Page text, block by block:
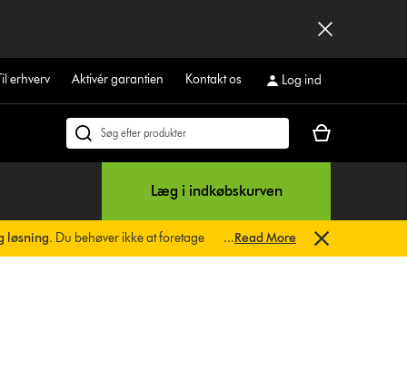
erhverv Aktivér garantien Kontakt os Log ind
Søg
Indkøbskurven
Læg i indkøbskurven
løsning. Du behøver ikke at foretage ...Read More